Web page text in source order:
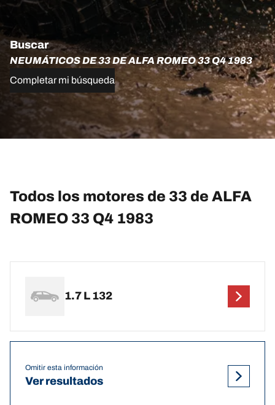
Buscar
NEUMÁTICOS DE 33 DE ALFA ROMEO 33 Q4 1983
Completar mi búsqueda
Todos los motores de 33 de ALFA
ROMEO 33 Q4 1983
1.7 L 132
Omitir esta información
Ver resultados